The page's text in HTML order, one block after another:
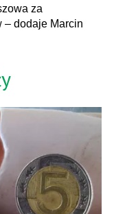
za
– dodaje Marcin